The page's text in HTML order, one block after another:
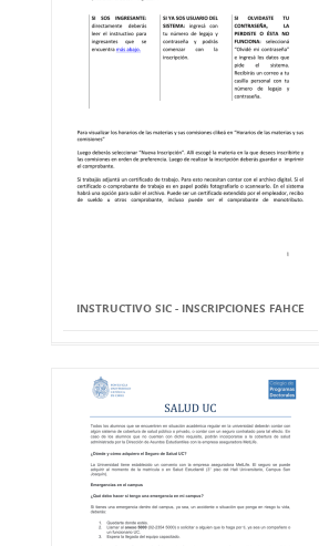
INSTRUCTIVO SIC - INSCRIPCIONES FAHCE